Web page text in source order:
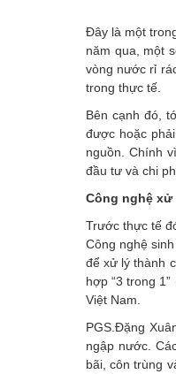
Đây là một
năm qua, một
vòng nước rỉ
trong thực tế.
Bên cạnh đó,
được hoặc
nguồn. Chính
đầu tư và chi
Công nghệ xử
Trước thực tế
Công nghệ
để xử lý thành
hợp “3 trong
Việt Nam.
PGS.Đặng
ngập nước.
bãi, côn trùng